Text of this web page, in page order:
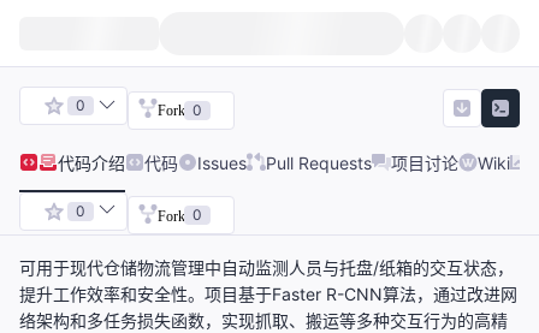
0 Fork 0
代码介绍 代码 Issues Pull Requests 项目讨论 Wiki
0 Fork 0
可用于现代仓储物流管理中自动监测人员与托盘/纸箱的交互状态，
提升工作效率和安全性。项目基于Faster R-CNN算法，通过改进网
络架构和多任务损失函数，实现抓取、搬运等多种交互行为的高精